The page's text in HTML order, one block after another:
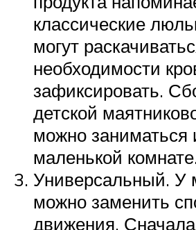
классические
могут
необходимости
зафиксировать.
детской
можно заниматься
маленькой
Универсальный. У
можно заменить
движения.